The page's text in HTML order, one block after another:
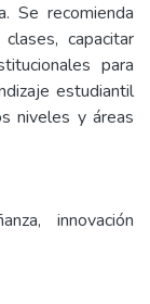
Se recomienda
capacitar
para
estudiantil
niveles y áreas
innovación